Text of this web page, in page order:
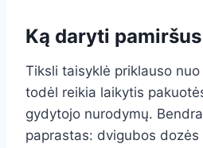
Ką daryti
Tiksli taisyklė priklauso
todėl reikia laikytis
gydytojo nurodymų.
paprastas: dvigubos